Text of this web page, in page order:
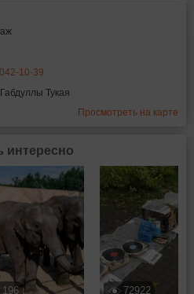
10-39
Тукая
Просмотреть на карте
интересно
196 72922